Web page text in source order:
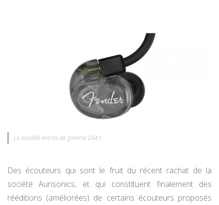
Le modèle entrée de gamme DXA1
Des écouteurs qui sont le fruit du récent rachat de la
société Aurisonics, et qui constituent finalement des
rééditions (améliorées) de certains écouteurs proposés